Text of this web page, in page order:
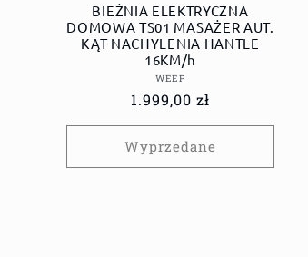
BIEŻNIA ELEKTRYCZNA
DOMOWA TS01 MASAŻER AUT.
KĄT NACHYLENIA HANTLE
16KM/h
Dostawca:
WEEP
Cena
1.999,00 zł
Wyprzedane